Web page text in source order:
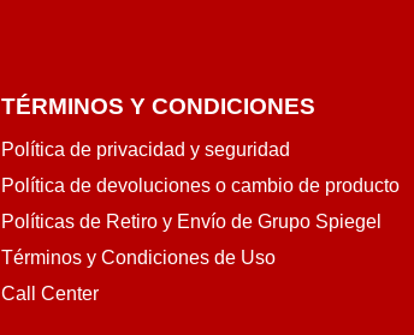
TÉRMINOS Y CONDICIONES
Política de privacidad y seguridad
Política de devoluciones o cambio de producto
Políticas de Retiro y Envío de Grupo Spiegel
Términos y Condiciones de Uso
Call Center